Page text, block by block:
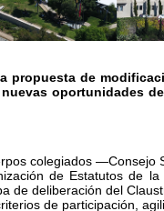
propuesta de
oportunidades
colegiados
de Estatutos de
de deliberación del
de participación,